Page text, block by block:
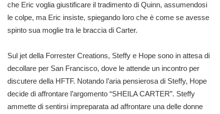
che Eric voglia giustificare il tradimento di Quinn, assumendosi
le colpe, ma Eric insiste, spiegando loro che è come se avesse
spinto sua moglie tra le braccia di Carter.
Sul jet della Forrester Creations, Steffy e Hope sono in attesa di
decollare per San Francisco, dove le attende un incontro per
discutere della HFTF. Notando l’aria pensierosa di Steffy, Hope
decide di affrontare l’argomento “SHEILA CARTER”. Steffy
ammette di sentirsi impreparata ad affrontare una delle donne